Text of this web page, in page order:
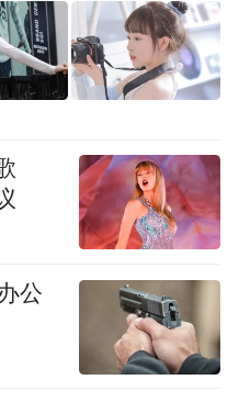
树是一排排苍翠的
红红的行道树，模
金灿灿的油菜花，为
亮眼？是土壤质地
？我不得而知。
公